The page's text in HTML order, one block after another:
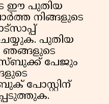
ഈ പുതിയ
നിങ്ങളുടെ
പുതിയ
ഞങ്ങളുടെ
പേജും
പോസ്റ്റിന്